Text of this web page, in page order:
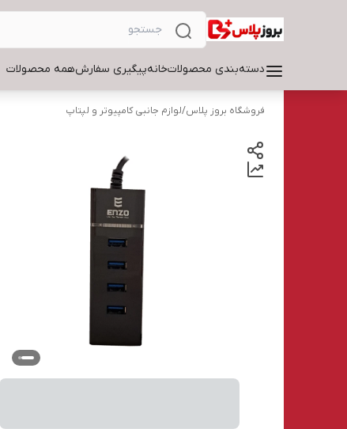
دسته‌بندی محصولاتخانهپیگیری سفارشهمه محصولات
فروشگاه بروز پلاس/لوازم جانبی کامپیوتر و لپتاپ